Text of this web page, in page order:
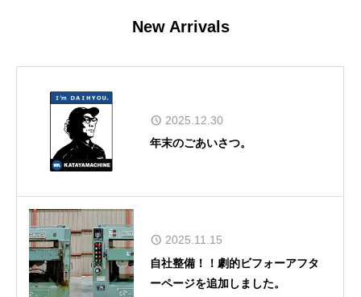
New Arrivals
2025.12.30
年末のごあいさつ。
2025.11.15
自社整備！！劇的ビフォーアフタ
ーページを追加しました。